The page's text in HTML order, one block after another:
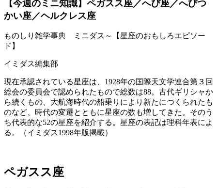
【今週のミニ知識】ペガスス座／へび座／へびつ
かい座／ヘルクレス座
ものしり雑学事典 ミニダス～【星座のおもしろエピソー
ド】
イミダス編集部
現在承認されている星座は、1928年の国際天文学連合第３回
総会の委員会で認められたもので総数は88。古代ギリシャか
ら続くもの、大航海時代の船乗りにより新たにつくられたも
のなど、時代の変遷とともに星座の数も増してきた。そのう
ち代表的な52の星座を紹介する。星座の表記は理科年表によ
る。（イミダス1998年版掲載）
ペガスス座